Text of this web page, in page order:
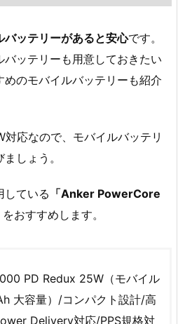
ッテリーがあると安心です。
ッテリーも用意しておきたい
のモバイルバッテリーも紹介
応なので、モバイルバッテリ
しょう。
している 「Anker PowerCore
をおすすめします。
PD Redux 25W（モバイル
大容量）/コンパクト設計/高
Delivery対応/PPS規格対